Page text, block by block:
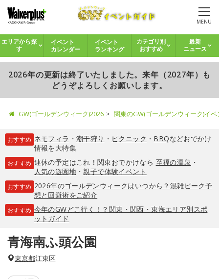
MENU
エリアから探
す
イベント
カレンダー
イベント
ランキング
カテゴリ別
おすすめ
最新
ニュース
2026年の更新は終了いたしました。来年（2027年）も
どうぞよろしくお願いします。
GW(ゴールデンウィーク)2026 関東のGW(ゴールデンウィーク)イ
おすすめ ネモフィラ ・ 潮干狩り ・ ピクニック ・ BBQなどおでかけ
情報を大特集
おすすめ 連休の予定はこれ！関東おでかけなら 至福の温泉 ・
人気の遊園地・親子で体験イベント
おすすめ 2026年のゴールデンウィークはいつから？混雑ピーク予
想と回避術をご紹介
おすすめ 今年のGWどこ行く！？関東・関西・東海エリア別スポ
ットガイド
青海南ふ頭公園
東京都江東区